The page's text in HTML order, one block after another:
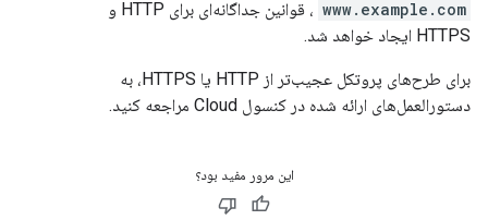
www.example.com
، قوانین جداگانه‌ای برای HTTP و
HTTPS ایجاد خواهد شد.
برای طرح‌های پروتکل عجیب‌تر از HTTP یا HTTPS، به
دستورالعمل‌های ارائه شده در کنسول Cloud مراجعه کنید.
این مرور مفید بود؟